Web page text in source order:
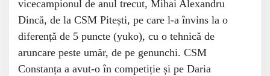
vicecampionul de anul trecut, Mihai Alexandru
Dincă, de la CSM Pitești, pe care l-a învins la o
diferență de 5 puncte (yuko), cu o tehnică de
aruncare peste umăr, de pe genunchi. CSM
Constanța a avut-o în competiție și pe Daria